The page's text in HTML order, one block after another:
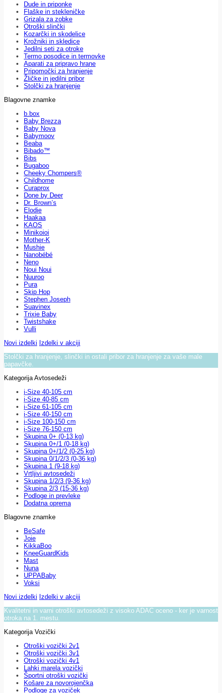
Dude in priponke
Flaške in stekleničke
Grizala za zobke
Otroški slinčki
Kozarčki in skodelice
Krožniki in skledice
Jedilni seti za otroke
Termo posodice in termovke
Aparati za pripravo hrane
Pripomočki za hranjenje
Žličke in jedilni pribor
Stolčki za hranjenje
Blagovne znamke
b.box
Baby Brezza
Baby Nova
Babymoov
Beaba
Bibado™
Bibs
Bugaboo
Cheeky Chompers®
Childhome
Curaprox
Done by Deer
Dr. Brown’s
Elodie
Haakaa
KAOS
Minikoioi
Mother-K
Mushie
Nanobébé
Neno
Noui Noui
Nuuroo
Pura
Skip Hop
Stephen Joseph
Suavinex
Trixie Baby
Twistshake
Vulli
Novi izdelki Izdelki v akciji
Stolčki za hranjenje, slinčki in ostali pribor za hranjenje za vaše male
papavčke.
Kategorija Avtosedeži
i-Size 40-105 cm
i-Size 40-85 cm
i-Size 61-105 cm
i-Size 40-150 cm
i-Size 100-150 cm
i-Size 76-150 cm
Skupina 0+ (0-13 kg)
Skupina 0+/1 (0-18 kg)
Skupina 0+/1/2 (0-25 kg)
Skupina 0/1/2/3 (0-36 kg)
Skupina 1 (9-18 kg)
Vrtljivi avtosedeži
Skupina 1/2/3 (9-36 kg)
Skupina 2/3 (15-36 kg)
Podloge in prevleke
Dodatna oprema
Blagovne znamke
BeSafe
Joie
KikkaBoo
KneeGuardKids
Mast
Nuna
UPPABaby
Voksi
Novi izdelki Izdelki v akciji
Kvalitetni in varni otroški avtosedeži z visoko ADAC oceno - ker je varnost
otroka na 1. mestu.
Kategorija Vozički
Otroški vozički 2v1
Otroški vozički 3v1
Otroški vozički 4v1
Lahki marela vozički
Športni otroški vozički
Košare za novorojenčka
Podloge za voziček